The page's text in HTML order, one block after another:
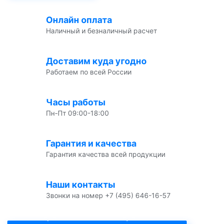
Онлайн оплата
Наличный и безналичный расчет
Доставим куда угодно
Работаем по всей России
Часы работы
Пн-Пт 09:00-18:00
Гарантия и качества
Гарантия качества всей продукции
Наши контакты
Звонки на номер +7 (495) 646-16-57